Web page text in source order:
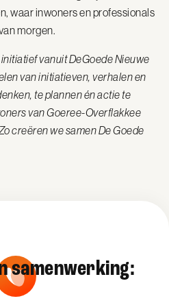
waar inwoners en professionals
morgen.
initiatief vanuit DeGoede Nieuwe
van initiatieven, verhalen en
te plannen én actie te
van Goeree-Overflakkee
creëren we samen De Goede
samenwerking: